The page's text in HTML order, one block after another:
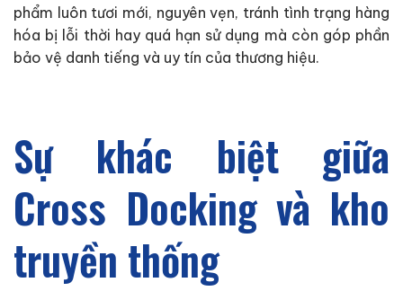
phẩm luôn tươi mới, nguyên vẹn, tránh tình trạng hàng
hóa bị lỗi thời hay quá hạn sử dụng mà còn góp phần
bảo vệ danh tiếng và uy tín của thương hiệu.
Sự khác biệt giữa
Cross Docking và kho
truyền thống